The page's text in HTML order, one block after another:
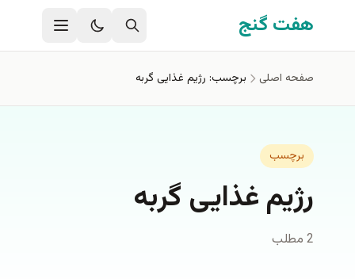
رفتن به محتوای اصلی
هفت گنج
صفحه اصلی برچسب: رژیم غذایی گربه
برچسب
رژیم غذایی گربه
2 مطلب